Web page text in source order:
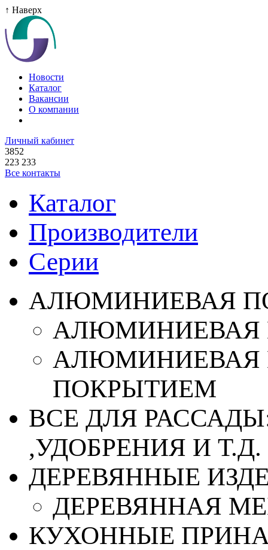
↑ Наверх
Новости
Каталог
Вакансии
О компании
Личный кабинет
3852
223 233
Все контакты
Каталог
Производители
Серии
АЛЮМИНИЕВАЯ
АЛЮМИНИЕВАЯ
АЛЮМИНИЕВАЯ
ПОКРЫТИЕМ
ВСЕ ДЛЯ
,УДОБРЕНИЯ И Т.Д.
ДЕРЕВЯННЫЕ
ДЕРЕВЯННАЯ
КУХОННЫЕ